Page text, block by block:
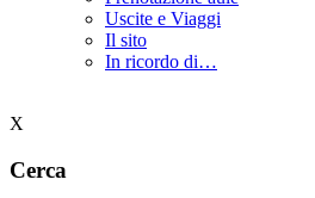
Uscite e Viaggi
Il sito
In ricordo di…
X
Cerca